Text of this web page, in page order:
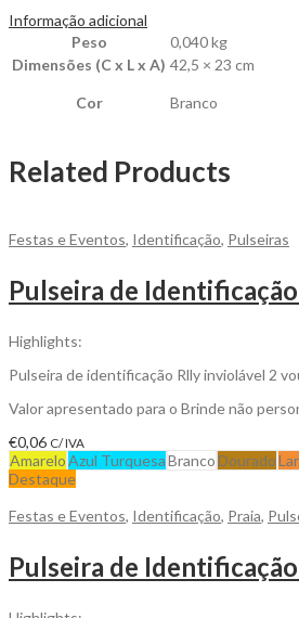
Informação adicional
Peso
0,040 kg
Dimensões (C x L x A) 42,5 × 23 cm
Cor Branco
Related Products
Festas e Eventos, Identificação, Pulseiras
Pulseira de
Highlights:
Pulseira de identificação Rlly inviolável 2
Valor apresentado para o Brinde não
€0,06 C/ IVA
AmareloAzul TurquesaBranco Dourado
Destaque
Festas e Eventos, Identificação, Praia,
Pulseira de